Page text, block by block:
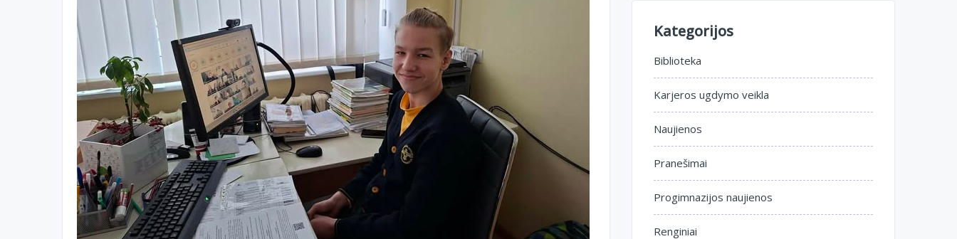
Kategorijos
Biblioteka
Karjeros ugdymo veikla
Naujienos
Pranešimai
Progimnazijos naujienos
Renginiai